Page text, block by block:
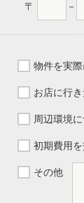
〒 －
物件を実
お店に行
周辺環境
初期費用
その他